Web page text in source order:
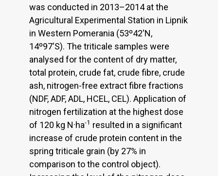
was conducted in 2013–2014 at the
Agricultural Experimental Station in Lipnik
in Western Pomerania (53º42'N,
14º97'S). The triticale samples were
analysed for the content of dry matter,
total protein, crude fat, crude fibre, crude
ash, nitrogen-free extract fibre fractions
(NDF, ADF, ADL, HCEL, CEL). Application of
nitrogen fertilization at the highest dose
of 120 kg N·ha-1 resulted in a significant
increase of crude protein content in the
spring triticale grain (by 27% in
comparison to the control object).